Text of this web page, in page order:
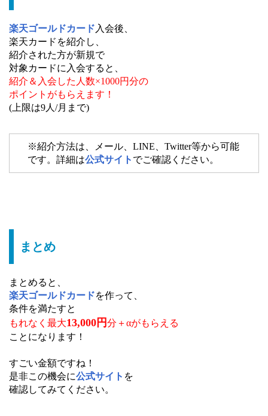
楽天ゴールドカード 入会後、
楽天カードを紹介し、
紹介された方が新規で
対象カードに入会すると、
紹介＆入会した人数×1000円分の
ポイントがもらえます！
(上限は9人/月まで)
※紹介方法は、メール、LINE、Twitter等から可能
です。詳細は公式サイト でご確認ください。
まとめ
まとめると、
楽天ゴールドカードを作って、
条件を満たすと
もれなく最大13,000円分＋αがもらえる
ことになります！
すごい金額ですね！
是非この機会に公式サイト を
確認してみてください。